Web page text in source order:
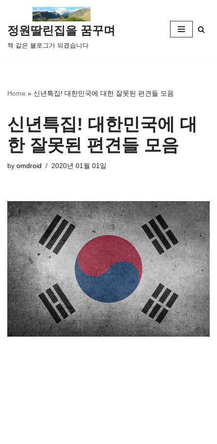
콘
텐
츠
뛰
정원딸린집을 꿈꾸며
책 같은 블로그가 되겠습니다
Home » 신년특집! 대한민국에 대한 잘못된 편견들 모음
신년특집! 대한민국에 대
한 잘못된 편견들 모음
by omdroid 2020년 01월 01일